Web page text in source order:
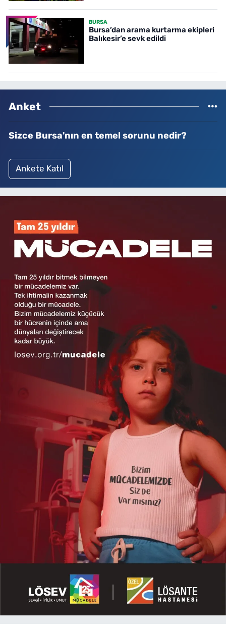
BURSA
Bursa’dan arama kurtarma ekipleri
Balıkesir’e sevk edildi
Anket
Sizce Bursa'nın en temel sorunu nedir?
Ankete Katıl